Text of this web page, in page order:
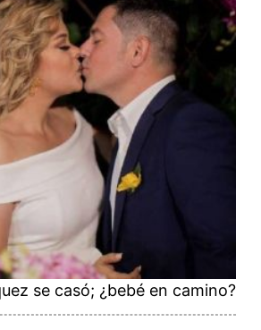
se casó; ¿bebé en camino?